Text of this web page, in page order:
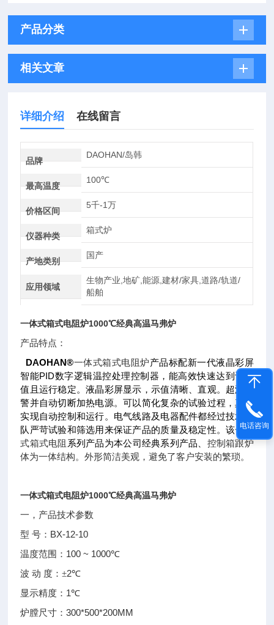
产品分类
相关文章
详细介绍 在线留言
品牌
DAOHAN/岛韩
最高温度
100℃
价格区间
5千-1万
仪器种类
箱式炉
产地类别
国产
应用领域
生物产业,地矿,能源,建材/家具,道路/轨道/
船舶
一体式箱式电阻炉1000℃经典高温马弗炉
产品特点：
DAOHAN®一体式箱式电阻炉产品标配新一代液晶彩屏
智能PID数字逻辑温控处理控制器，能高效快速达到设定
值且运行稳定。液晶彩屏显示，示值清晰、直观。超温报
警并自动切断加热电源。可以简化复杂的试验过程，真正
实现自动控制和运行。电气线路及电器配件都经过技术团
队严苛试验和筛选用来保证产品的质量及稳定性。该一体
式箱式电阻 系列产品为本公司经典系列产品、 控制箱跟炉
体为一体结构。外形简洁美观，避免了客户安装的繁琐。
一体式箱式电阻炉1000℃经典高温马弗炉
一，产品技术参数
型 号： BX-12-10
温度范围： 100 ~ 1000℃
波 动 度：±2℃
显示精度： 1℃
炉膛尺寸：300*500*200MM
电话咨询